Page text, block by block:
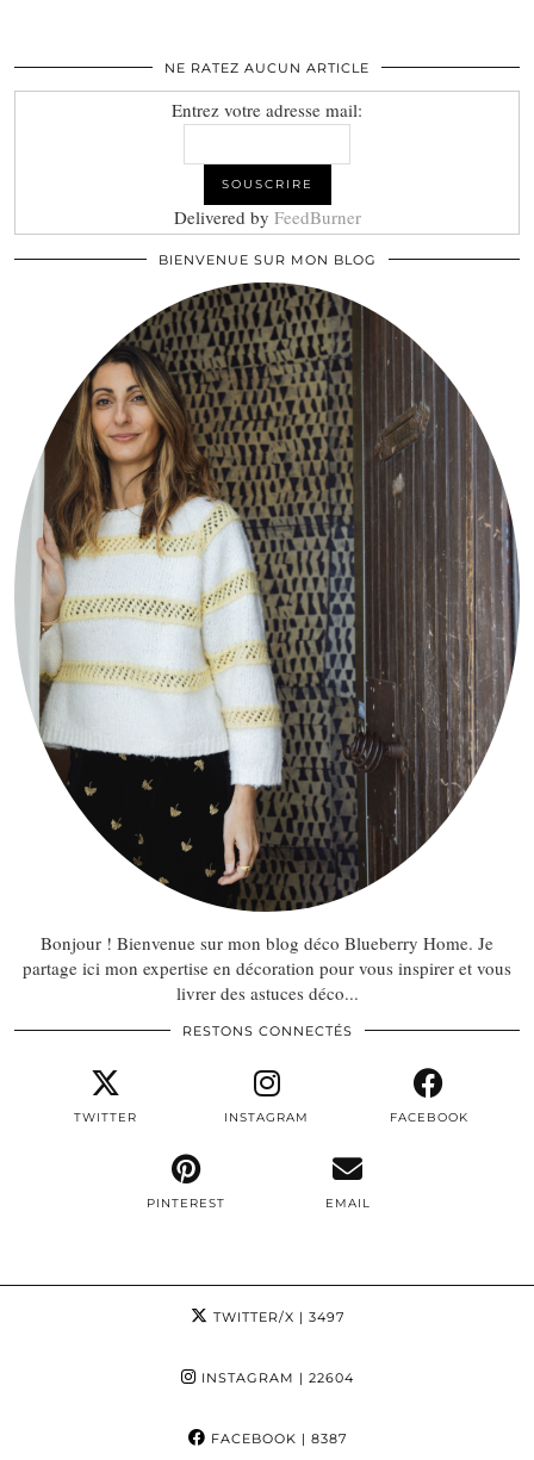
NE RATEZ AUCUN ARTICLE
Entrez votre adresse mail:
Delivered by FeedBurner
BIENVENUE SUR MON BLOG
Bonjour ! Bienvenue sur mon blog déco Blueberry Home. Je
partage ici mon expertise en décoration pour vous inspirer et vous
livrer des astuces déco...
RESTONS CONNECTÉS
TWITTER INSTAGRAM FACEBOOK
PINTEREST EMAIL
TWITTER/X | 3497
INSTAGRAM | 22604
FACEBOOK | 8387